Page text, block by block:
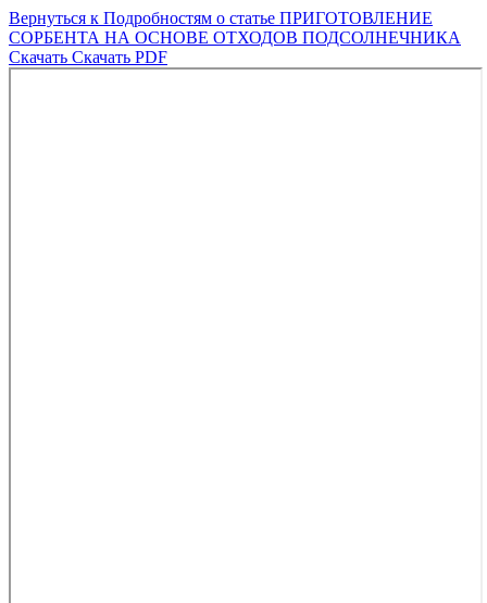
Вернуться к Подробностям о статье ПРИГОТОВЛЕНИЕ
СОРБЕНТА НА ОСНОВЕ ОТХОДОВ ПОДСОЛНЕЧНИКА
Скачать Скачать PDF